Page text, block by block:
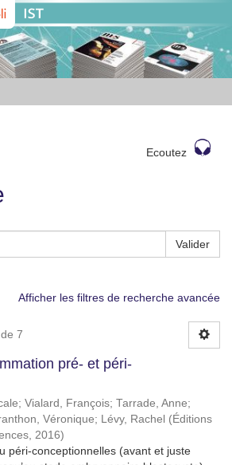
Ecoutez
Valider
Afficher les filtres de recherche avancée
7
pré- et péri-
; Vialard, François; Tarrade, Anne;
Véronique; Lévy, Rachel (Éditions
, 2016)
péri-conceptionnelles (avant et juste